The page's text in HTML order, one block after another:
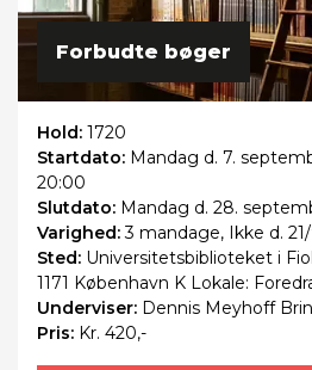
Forbudte bøger
Hold: 1720
Startdato: Mandag d. 7.
20:00
Slutdato: Mandag d. 28.
Varighed:3 mandage, Ikke d.
Sted: Universitetsbiblioteket i
1171 København K Lokale:
Underviser: Dennis Meyhoff
Pris: Kr. 420,-